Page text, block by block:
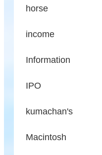
horse
income
Information
IPO
kumachan's
Macintosh